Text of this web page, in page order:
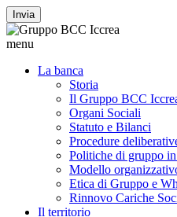
Invia
menu
La banca
Storia
Il Gruppo BCC
Organi Sociali
Statuto e Bilanci
Procedure
Politiche di gruppo
Modello
Etica di Gruppo e
Rinnovo Cariche
Il territorio